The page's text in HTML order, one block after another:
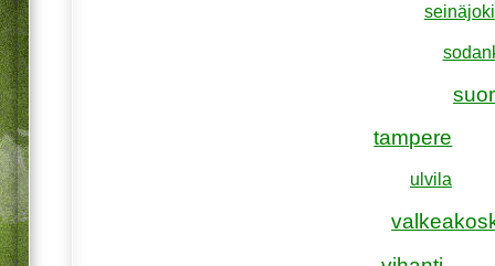
seinäjoki
tampere
ulvila